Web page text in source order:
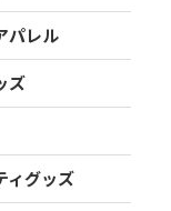
パレル
ズ
ィグッズ